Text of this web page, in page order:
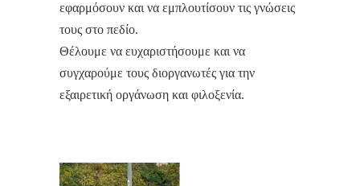
εφαρμόσουν και να εμπλουτίσουν τις γνώσεις
τους στο πεδίο.
Θέλουμε να ευχαριστήσουμε και να
συγχαρούμε τους διοργανωτές για την
εξαιρετική οργάνωση και φιλοξενία.